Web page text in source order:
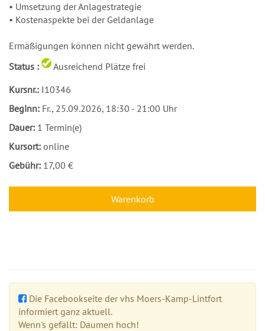
• Umsetzung der Anlagestrategie
• Kostenaspekte bei der Geldanlage
Ermäßigungen können nicht gewährt werden.
Status :
Ausreichend Plätze frei
Kursnr.: I10346
Beginn: Fr., 25.09.2026, 18:30 - 21:00 Uhr
Dauer: 1 Termin(e)
Kursort: online
Gebühr: 17,00 €
Warenkorb
Die Facebookseite der vhs Moers-Kamp-Lintfort
informiert ganz aktuell.
Wenn's gefällt: Daumen hoch!